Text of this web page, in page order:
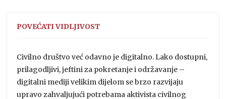
POVEĆATI VIDLJIVOST
Civilno društvo već odavno je digitalno. Lako dostupni,
prilagodljivi, jeftini za pokretanje i održavanje –
digitalni mediji velikim dijelom se brzo razvijaju
upravo zahvaljujući potrebama aktivista civilnog